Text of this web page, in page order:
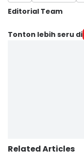
Editorial Team
Editor
Tonton lebih seru di
Related Articles